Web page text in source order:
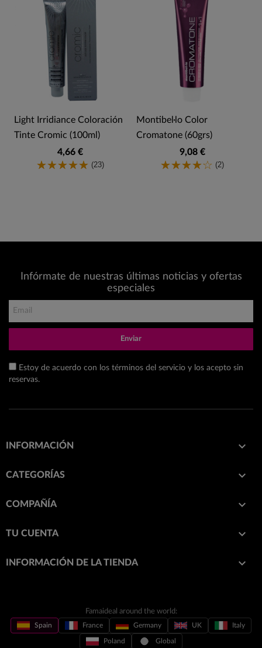
Light Irridiance Coloración
Tinte Cromic (100ml)
4,66 €
(23)
Montibel·lo Color
Cromatone (60grs)
9,08 €
(2)
Infórmate de nuestras últimas noticias y ofertas
especiales
Enviar
Estoy de acuerdo con los términos del servicio y los acepto sin
reservas.
INFORMACIÓN 
CATEGORÍAS 
COMPAÑÍA 
TU CUENTA 
INFORMACIÓN DE LA TIENDA keyboard_arrow_down
Famaideal around the world:
Spain France Germany UK Italy
Poland Global